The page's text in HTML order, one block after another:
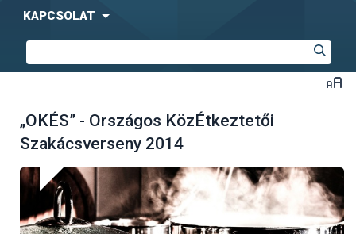
KAPCSOLAT
„OKÉS” - Országos KözÉtkeztetői
Szakácsverseny 2014